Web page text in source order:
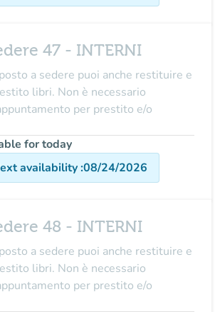
47 - INTERNI
a sedere puoi anche restituire e
libri. Non è necessario
per prestito e/o
for today
availability:08/24/2026
48 - INTERNI
a sedere puoi anche restituire e
libri. Non è necessario
per prestito e/o